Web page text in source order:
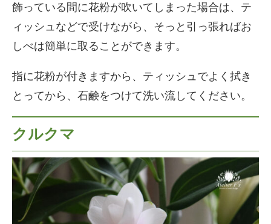
飾っている間に花粉が吹いてしまった場合は、テ
ィッシュなどで受けながら、そっと引っ張ればお
しべは簡単に取ることができます。
指に花粉が付きますから、ティッシュでよく拭き
とってから、石鹸をつけて洗い流してください。
クルクマ